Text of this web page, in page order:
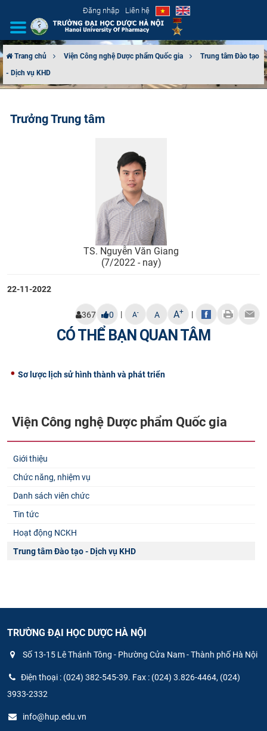
Đăng nhập Liên hệ
GIỚI THIỆU
ĐẢM BẢO CHẤT LƯỢNG
KHOA HỌC CÔNG NGHỆ
CỰU NGƯỜI HỌC
Trang chủ Viện Công nghệ Dược phẩm Quốc gia
Trung tâm Đào tạo
- Dịch vụ KHD
Trưởng Trung tâm
TS. Nguyễn Văn Giang
(7/2022 - nay)
22-11-2022
367 0 | A- A A+ |
CÓ THỂ BẠN QUAN TÂM
Sơ lược lịch sử hình thành và phát triển
Viện Công nghệ Dược phẩm Quốc gia
Giới thiệu
Chức năng, nhiệm vụ
Danh sách viên chức
Tin tức
Hoạt động NCKH
Trung tâm Đào tạo - Dịch vụ KHD
TRƯỜNG ĐẠI HỌC DƯỢC HÀ NỘI
Số 13-15 Lê Thánh Tông - Phường Cửa Nam - Thành phố Hà Nội
Điện thoại : (024) 382-545-39. Fax : (024) 3.826-4464, (024)
3933-2332
info@hup.edu.vn